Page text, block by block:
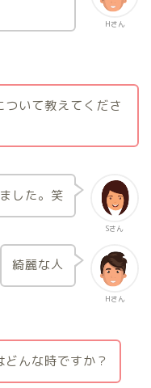
Hさん
いて教えてくださ
Sさん
した。笑
Hさん
綺麗な人
んな時ですか？